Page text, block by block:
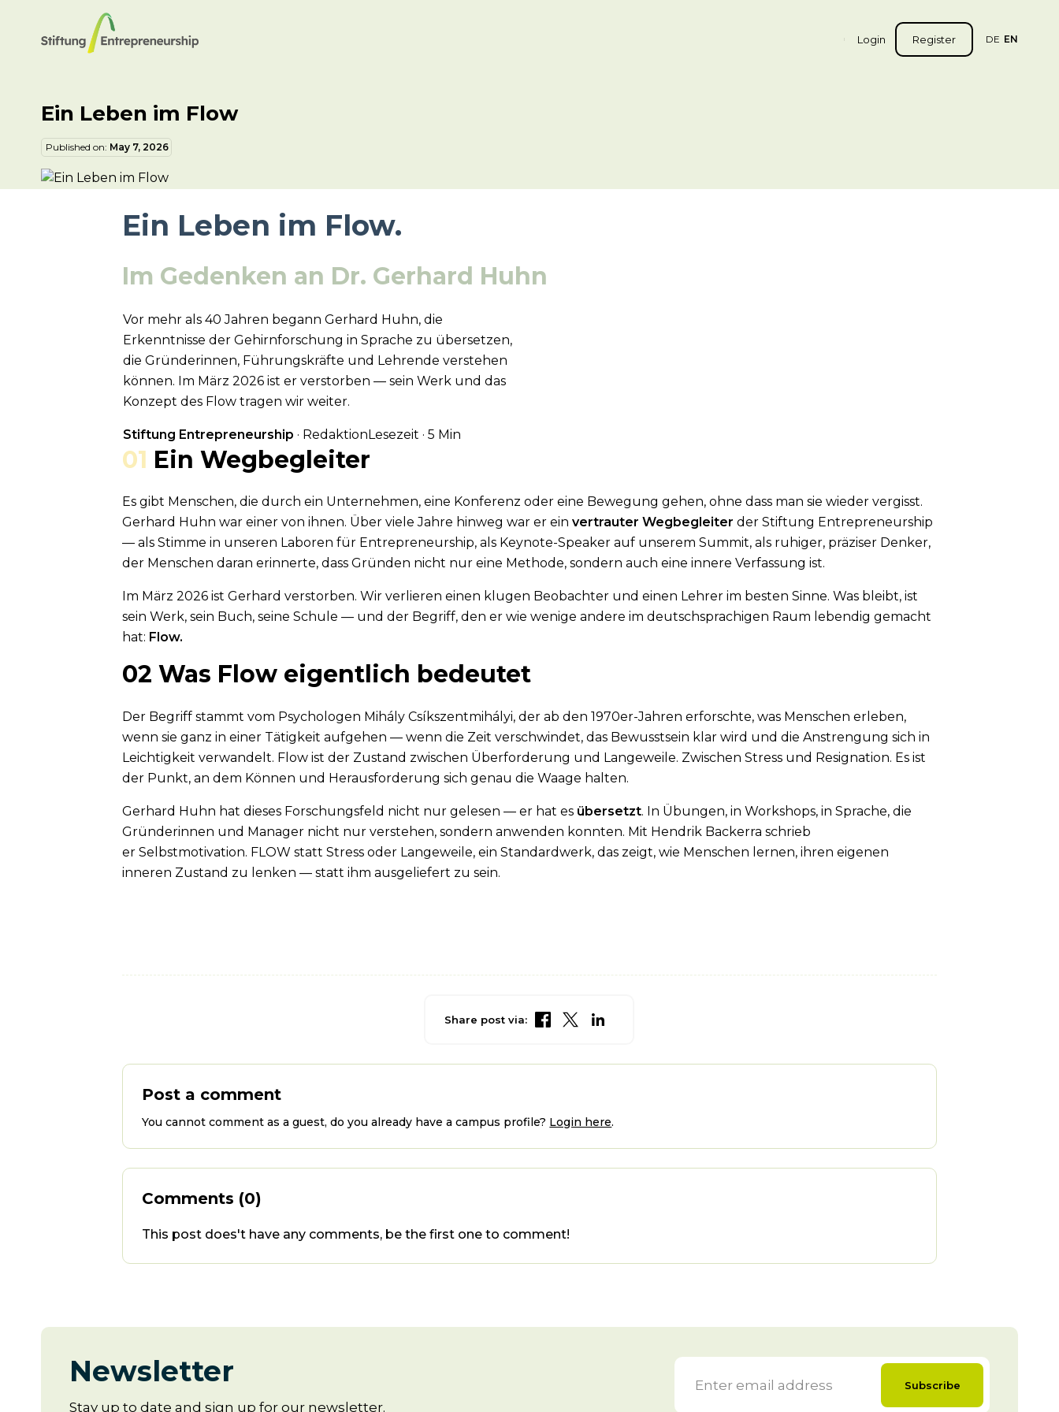
Login Register DE EN
Ein Leben im Flow
Published on: May 7, 2026
Ein Leben im Flow.
Im Gedenken an Dr. Gerhard Huhn
Vor mehr als 40 Jahren begann Gerhard Huhn, die
Erkenntnisse der Gehirnforschung in Sprache zu übersetzen,
die Gründerinnen, Führungskräfte und Lehrende verstehen
können. Im März 2026 ist er verstorben — sein Werk und das
Konzept des Flow tragen wir weiter.
Stiftung Entrepreneurship · RedaktionLesezeit · 5 Min
01 Ein Wegbegleiter
Es gibt Menschen, die durch ein Unternehmen, eine Konferenz oder eine Bewegung gehen, ohne dass man sie wieder vergisst.
Gerhard Huhn war einer von ihnen. Über viele Jahre hinweg war er einvertrauter Wegbegleiter der Stiftung Entrepreneurship
— als Stimme in unseren Laboren für Entrepreneurship, als Keynote-Speaker auf unserem Summit, als ruhiger, präziser Denker,
der Menschen daran erinnerte, dass Gründen nicht nur eine Methode, sondern auch eine innere Verfassung ist.
Im März 2026 ist Gerhard verstorben. Wir verlieren einen klugen Beobachter und einen Lehrer im besten Sinne. Was bleibt, ist
sein Werk, sein Buch, seine Schule — und der Begriff, den er wie wenige andere im deutschsprachigen Raum lebendig gemacht
hat: Flow.
02Was Flow eigentlich bedeutet
Der Begriff stammt vom Psychologen Mihály Csíkszentmihályi, der ab den 1970er-Jahren erforschte, was Menschen erleben,
wenn sie ganz in einer Tätigkeit aufgehen — wenn die Zeit verschwindet, das Bewusstsein klar wird und die Anstrengung sich in
Leichtigkeit verwandelt. Flow ist der Zustand zwischen Überforderung und Langeweile. Zwischen Stress und Resignation. Es ist
der Punkt, an dem Können und Herausforderung sich genau die Waage halten.
Gerhard Huhn hat dieses Forschungsfeld nicht nur gelesen — er hat es übersetzt. In Übungen, in Workshops, in Sprache, die
Gründerinnen und Manager nicht nur verstehen, sondern anwenden konnten. Mit Hendrik Backerra schrieb
erSelbstmotivation. FLOW statt Stress oder Langeweile, ein Standardwerk, das zeigt, wie Menschen lernen, ihren eigenen
inneren Zustand zu lenken — statt ihm ausgeliefert zu sein.
Share post via:
Post a comment
You cannot comment as a guest, do you already have a campus profile? Login here.
Comments (0)
This post does't have any comments, be the first one to comment!
Newsletter
Stay up to date and sign up for our newsletter.
Subscribe